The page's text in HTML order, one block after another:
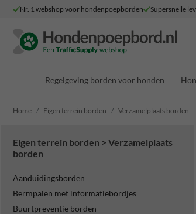
Nr. 1 webshop voor hondenpoepborden Supersnelle
Regelgeving borden voor honden
Home Eigen terrein borden Verzamelplaats borden
Eigen terrein borden > Verzamelplaats
borden
Aanduidingsborden
Bermpalen met informatiebordjes
Buurtpreventie borden